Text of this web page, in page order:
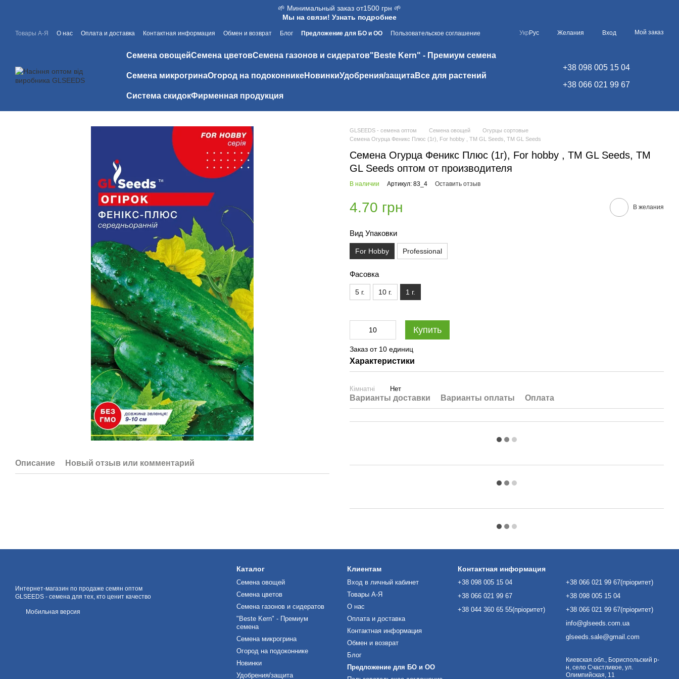
🌱 Минимальный заказ от1500 грн 🌱
Мы на связи! Узнать подробнее
Товары А-Я О нас Оплата и доставка Контактная информация Обмен и возврат Блог Предложение для БО и ОО
Пользовательское соглашение
Укр Рус Желания Вход Мой заказ
Семена овощейСемена цветовСемена газонов и сидератов"Beste Kern" - Премиум семена
Семена микрогринаОгород на подоконникеНовинкиУдобрения/защитаВсе для растений
Система скидокФирменная продукция
+38 098 005 15 04
+38 066 021 99 67
Описание Новый отзыв или комментарий
GLSEEDS - семена оптом Семена овощей
Огурцы сортовые
Семена Огурца Феникс Плюс (1г), For hobby , TM GL Seeds, TM GL Seeds
Семена Огурца Феникс Плюс (1г), For hobby , TM GL Seeds, TM
GL Seeds оптом от производителя
В наличии Артикул: 83_4 Оставить отзыв
4.70 грн В желания
Вид Упаковки
For Hobby Professional
Фасовка
5 г. 10 г. 1 г.
Купить
Заказ от 10 единиц
Характеристики
Кімнатні Нет
Варианты доставки Варианты оплаты Оплата
Интернет-магазин по продаже семян оптом
GLSEEDS - семена для тех, кто ценит качество
Мобильная версия
Каталог
Семена овощей
Семена цветов
Семена газонов и сидератов
"Beste Kern" - Премиум
семена
Семена микрогрина
Огород на подоконнике
Новинки
Удобрения/защита
Клиентам
Вход в личный кабинет
Товары А-Я
О нас
Оплата и доставка
Контактная информация
Обмен и возврат
Блог
Предложение для БО и ОО
Контактная информация
+38 098 005 15 04
+38 066 021 99 67
+38 044 360 65 55(пріоритет)
+38 066 021 99 67(пріоритет)
+38 098 005 15 04
+38 066 021 99 67(пріоритет)
info@glseeds.com.ua
glseeds.sale@gmail.com
Киевская.обл., Бориспольский р-
н, село Счастливое, ул.
Олимпийская, 11